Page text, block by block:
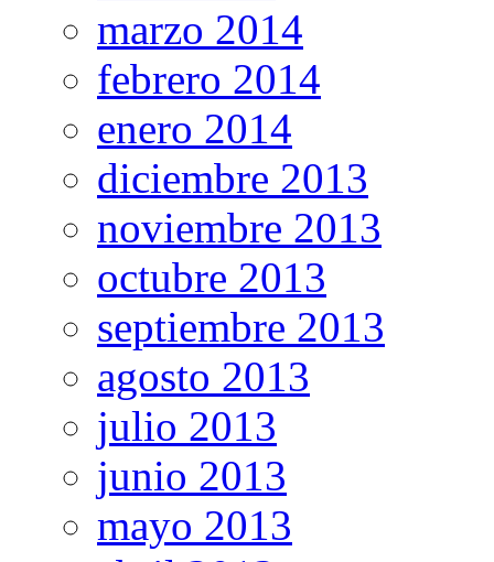
marzo 2014
febrero 2014
enero 2014
diciembre 2013
noviembre 2013
octubre 2013
septiembre 2013
agosto 2013
julio 2013
junio 2013
mayo 2013